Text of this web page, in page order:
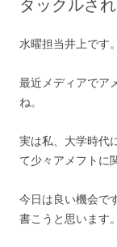
水曜担当井上です。
最近メディアでア
ね。
実は私、大学時代
て少々アメフトに
今日は良い機会で
書こうと思います。